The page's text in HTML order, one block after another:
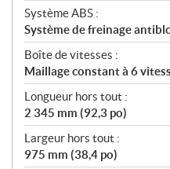
Système ABS :
Système de freinage
Boîte de vitesses :
Maillage constant à 6
Longueur hors tout :
2 345 mm (92,3 po)
Largeur hors tout :
975 mm (38,4 po)